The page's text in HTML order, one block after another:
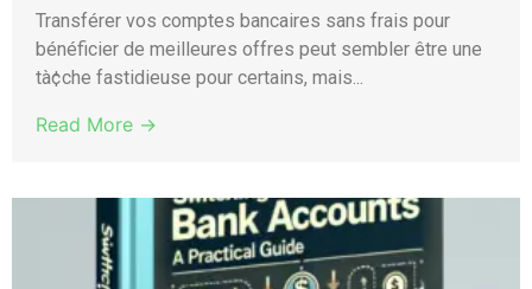
Transférer vos comptes bancaires sans frais pour
bénéficier de meilleures offres peut sembler être une
tà¢che fastidieuse pour certains, mais...
Read More →